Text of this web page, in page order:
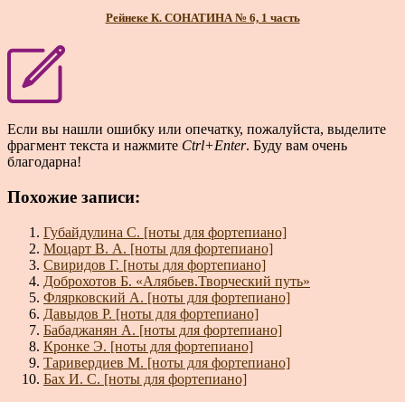
Рейнеке К. СОНАТИНА № 6, 1 часть
Если вы нашли ошибку или опечатку, пожалуйста, выделите
фрагмент текста и нажмите Ctrl+Enter. Буду вам очень
благодарна!
Похожие записи:
Губайдулина С. [ноты для фортепиано]
Моцарт В. А. [ноты для фортепиано]
Свиридов Г. [ноты для фортепиано]
Доброхотов Б. «Алябьев.Творческий путь»
Флярковский А. [ноты для фортепиано]
Давыдов Р. [ноты для фортепиано]
Бабаджанян А. [ноты для фортепиано]
Кронке Э. [ноты для фортепиано]
Таривердиев М. [ноты для фортепиано]
Бах И. С. [ноты для фортепиано]